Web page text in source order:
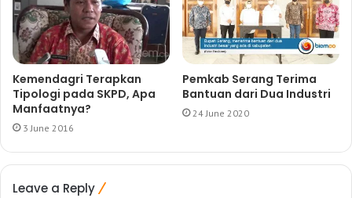
Kemendagri Terapkan
Tipologi pada SKPD, Apa
Manfaatnya?
3 June 2016
Pemkab Serang Terima
Bantuan dari Dua Industri
24 June 2020
Leave a Reply